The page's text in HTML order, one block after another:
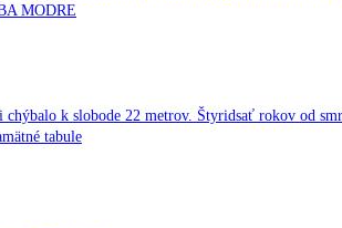
MODRE
chýbalo k slobode 22 metrov. Štyridsať rokov od
tabule